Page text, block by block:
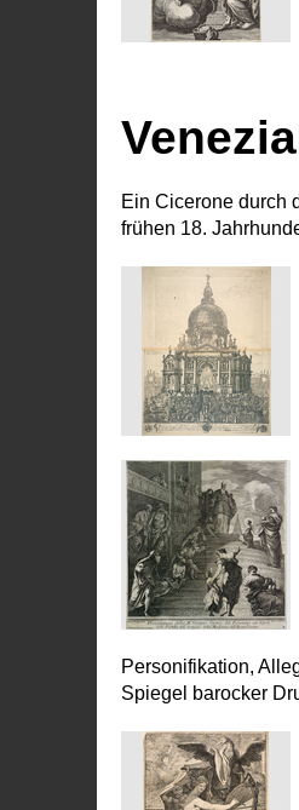
Ein Cicerone durch
frühen 18.
Personifikation,
Spiegel barocker